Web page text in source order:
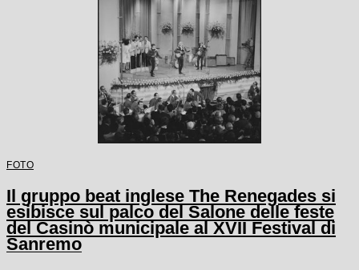
FOTO
Il gruppo beat inglese The Renegades si
esibisce sul palco del Salone delle feste
del Casinò municipale al XVII Festival di
Sanremo